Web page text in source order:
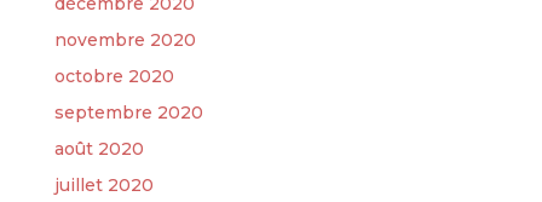
novembre 2020
octobre 2020
septembre 2020
août 2020
juillet 2020